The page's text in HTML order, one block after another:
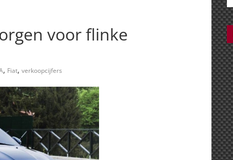
voor flinke
, Fiat, verkoopcijfers